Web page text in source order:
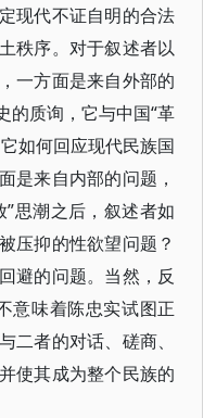
现代不证自明的合法
秩序。对于叙述者以
一方面是来自外部的
的质询，它与中国“革
如何回应现代民族国
是来自内部的问题，
思潮之后，叙述者如
压抑的性欲望问题？
避的问题。当然，反
意味着陈忠实试图正
二者的对话、磋商、
使其成为整个民族的